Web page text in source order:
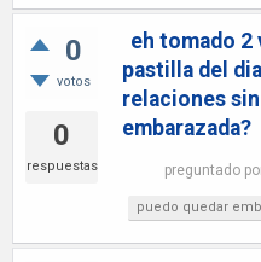
0
votos
0
respuestas
eh tomado 2
pastilla del
relaciones
embarazada?
preguntado
puedo quedar